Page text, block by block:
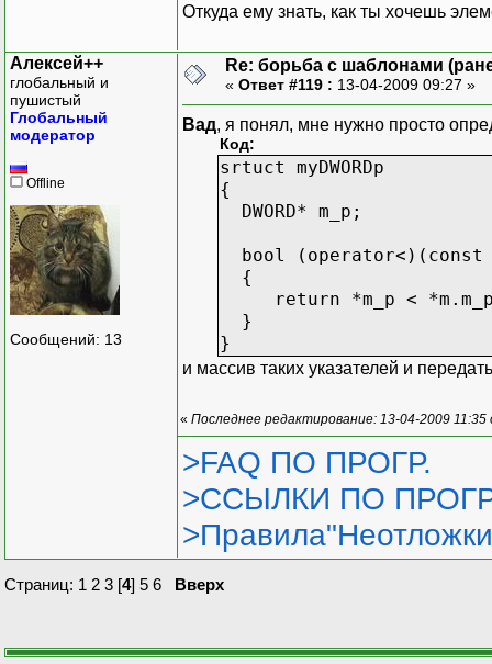
Откуда ему знать, как ты хочешь
Алексей++
глобальный и
пушистый
Глобальный
модератор
Offline
Сообщений: 13
Re: борьба с шаблонами
« Ответ #119 : 13-04-2009 09:27 »
Вад, я понял, мне нужно просто
Код:
srtuct myDWORDp
{
DWORD* m_p;
bool (operator<)(const
{
return *m_p <
}
}
и массив таких указателей и
« Последнее редактирование: 13-04-2009 11:35
>FAQ ПО ПРОГР.
>ССЫЛКИ ПО
Страниц: 1 2 3 [4] 5 6 Вверх